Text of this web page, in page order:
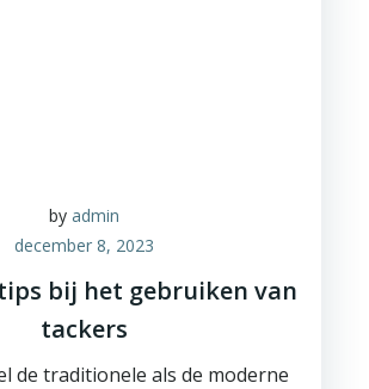
by admin
december 8, 2023
bij het gebruiken van
tackers
de traditionele als de moderne